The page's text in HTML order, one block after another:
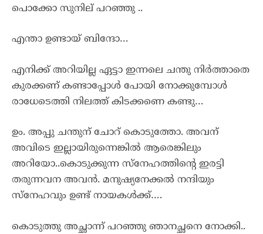
പൊക്കോ സുനില് പറഞ്ഞു ..
എന്താ ഉണ്ടായ് ബിന്ദോ…
എനിക്ക് അറിയില്ല ഏട്ടാ ഇന്നലെ ചന്തു നിർത്താതെ
കുരക്കണ് കണ്ടാപ്പോൾ പോയി നോക്കുമ്പോൾ
രാധേടെത്തി നിലത്ത് കിടക്കണെ കണ്ടു…
ഉം. അപ്പു ചന്തുന് ചോറ് കൊടുത്തോ. അവന്
അവിടെ ഇല്ലായിരുന്നെങ്കിൽ ആരെങ്കിലും
അറിയോ..കൊടുക്കുന്ന സ്നേഹത്തിന്റെ ഇരട്ടി
തരുന്നവന അവൻ. മനുഷ്യനേക്കൽ നന്ദിയും
സ്നേഹവും ഉണ്ട് നായകൾക്ക്….
കൊടുത്തു അച്ഛാന്ന് പറഞ്ഞു ഞാനച്ഛനെ നോക്കി..